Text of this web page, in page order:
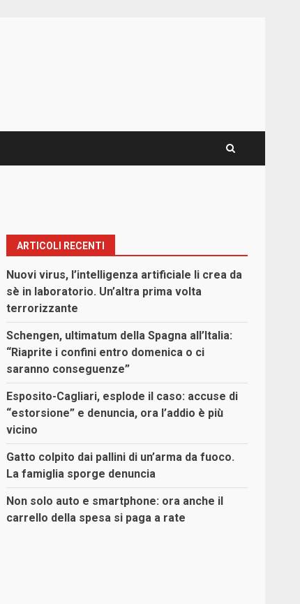
ARTICOLI RECENTI
Nuovi virus, l’intelligenza artificiale li crea da
sè in laboratorio. Un’altra prima volta
terrorizzante
Schengen, ultimatum della Spagna all’Italia:
“Riaprite i confini entro domenica o ci
saranno conseguenze”
Esposito-Cagliari, esplode il caso: accuse di
“estorsione” e denuncia, ora l’addio è più
vicino
Gatto colpito dai pallini di un’arma da fuoco.
La famiglia sporge denuncia
Non solo auto e smartphone: ora anche il
carrello della spesa si paga a rate